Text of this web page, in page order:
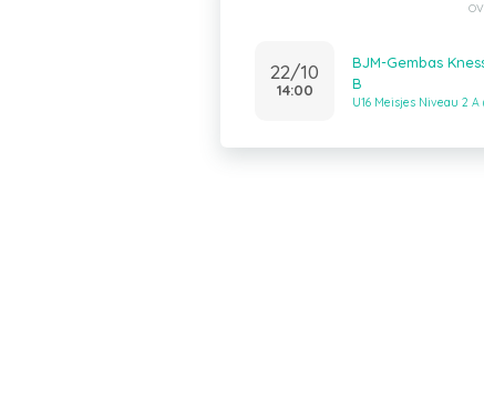
22/10
14:00
BJM-Gembas
B
U16 Meisjes Niveau 2